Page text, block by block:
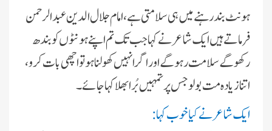
ہونٹ بند رہنے مىں ہى سلامتى ہے، امام جلال الدىن عبدالرحمن
فرماتے ہىں اىک شاعر نے کہا جب تک تم اپنے ہونٹوں کو بند ھ
رکھو گے سلامت رہو گے اور اگر انہىں کھولنا ہو تو اچھى بات کرو،
اتنا زىادہ مت بولو جس پر تمہىں بُرا بھلا کہا جائے۔
اىک شاعر نے کىا خوب کہا :